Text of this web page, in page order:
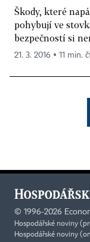
Škody, které
pohybují ve
bezpečností si
21. 3. 2016 ▪ 11 min.
© 1996-2026
Hospodářské noviny
Hospodářské noviny